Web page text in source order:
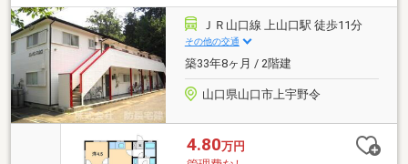
ＪＲ山口線 上山口駅 徒歩11分
その他の交通
築33年8ヶ月 / 2階建
山口県山口市上宇野令
4.80万円